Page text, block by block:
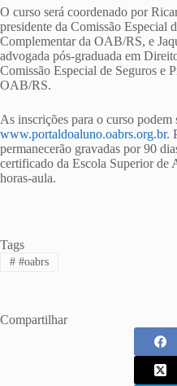
O curso será coordenado por
presidente da Comissão Especial
Complementar da OAB/RS, e
advogada pós-graduada em
Comissão Especial de Seguros e
OAB/RS.
As inscrições para o curso podem
www.portaldoaluno.oabrs.org.br.
permanecerão gravadas por 90
certificado da Escola Superior de
horas-aula.
Tags
##oabrs
Compartilhar